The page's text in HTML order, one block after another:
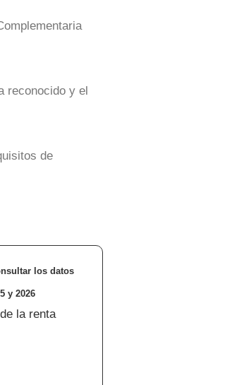
reconocido y el
de
los datos
y 2026
la renta